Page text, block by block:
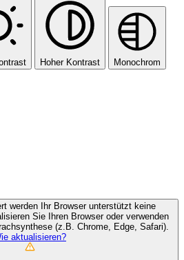
Hoher Kontrast Monochrom
werden Ihr Browser unterstützt keine
Sie Ihren Browser oder verwenden
(z.B. Chrome, Edge, Safari).
aktualisieren?